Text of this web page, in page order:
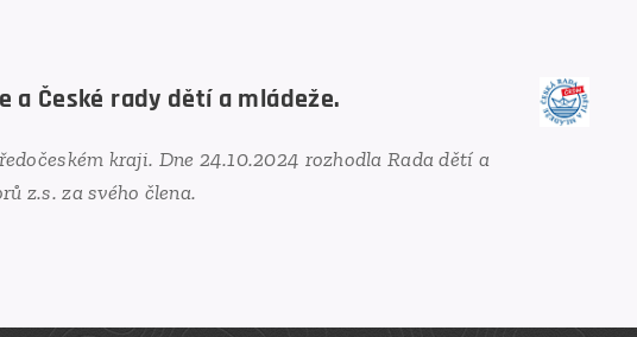
a České rady dětí a mládeže.
kraji. Dne 24.10.2024 rozhodla Rada dětí a
z.s. za svého člena.